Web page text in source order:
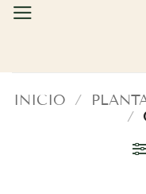
INICIO /
/